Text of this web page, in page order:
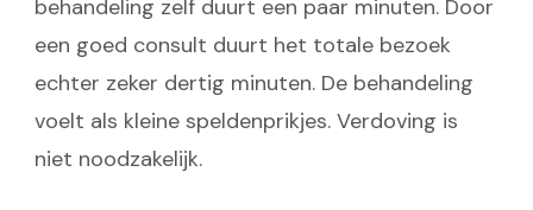
behandeling zelf duurt een paar minuten. Door
een goed consult duurt het totale bezoek
echter zeker dertig minuten. De behandeling
voelt als kleine speldenprikjes. Verdoving is
niet noodzakelijk.